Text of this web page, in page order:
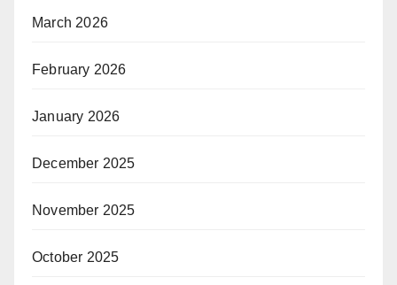
March 2026
February 2026
January 2026
December 2025
November 2025
October 2025